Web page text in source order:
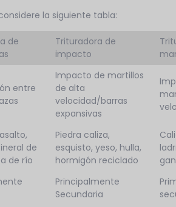
la siguiente tabla:
de
Trituradora de
impacto
entre
Impacto de martillos
de alta
velocidad/barras
expansivas
de
de río
Piedra caliza,
esquisto, yeso, hulla,
hormigón reciclado
Principalmente
Secundaria